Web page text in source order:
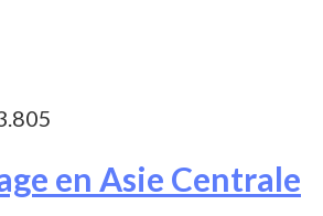
en Asie Centrale